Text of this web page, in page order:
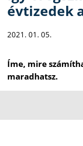
évtizedek
2021. 01. 05.
Íme, mire
maradhatsz.